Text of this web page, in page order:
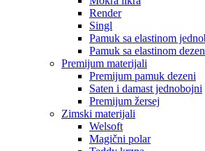
render
singl
pamuk sa elastinom
pamuk sa elastinom
premijum materijali
premijum pamuk dezeni
saten i damast jednobojni
premijum žersej
zimski materijali
welsoft
magični polar